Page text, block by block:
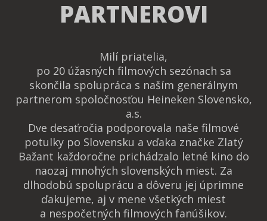
PARTNEROVI
Milí priatelia,
po 20 úžasných filmových sezónach sa
skončila spolupráca s naším generálnym
partnerom spoločnosťou Heineken Slovensko,
a.s.
Dve desaťročia podporovala naše filmové
potulky po Slovensku a vďaka značke Zlatý
Bažant každoročne prichádzalo letné kino do
naozaj mnohých slovenských miest. Za
dlhodobú spoluprácu a dôveru jej úprimne
ďakujeme, aj v mene všetkých miest
a nespočetných filmových fanúšikov.